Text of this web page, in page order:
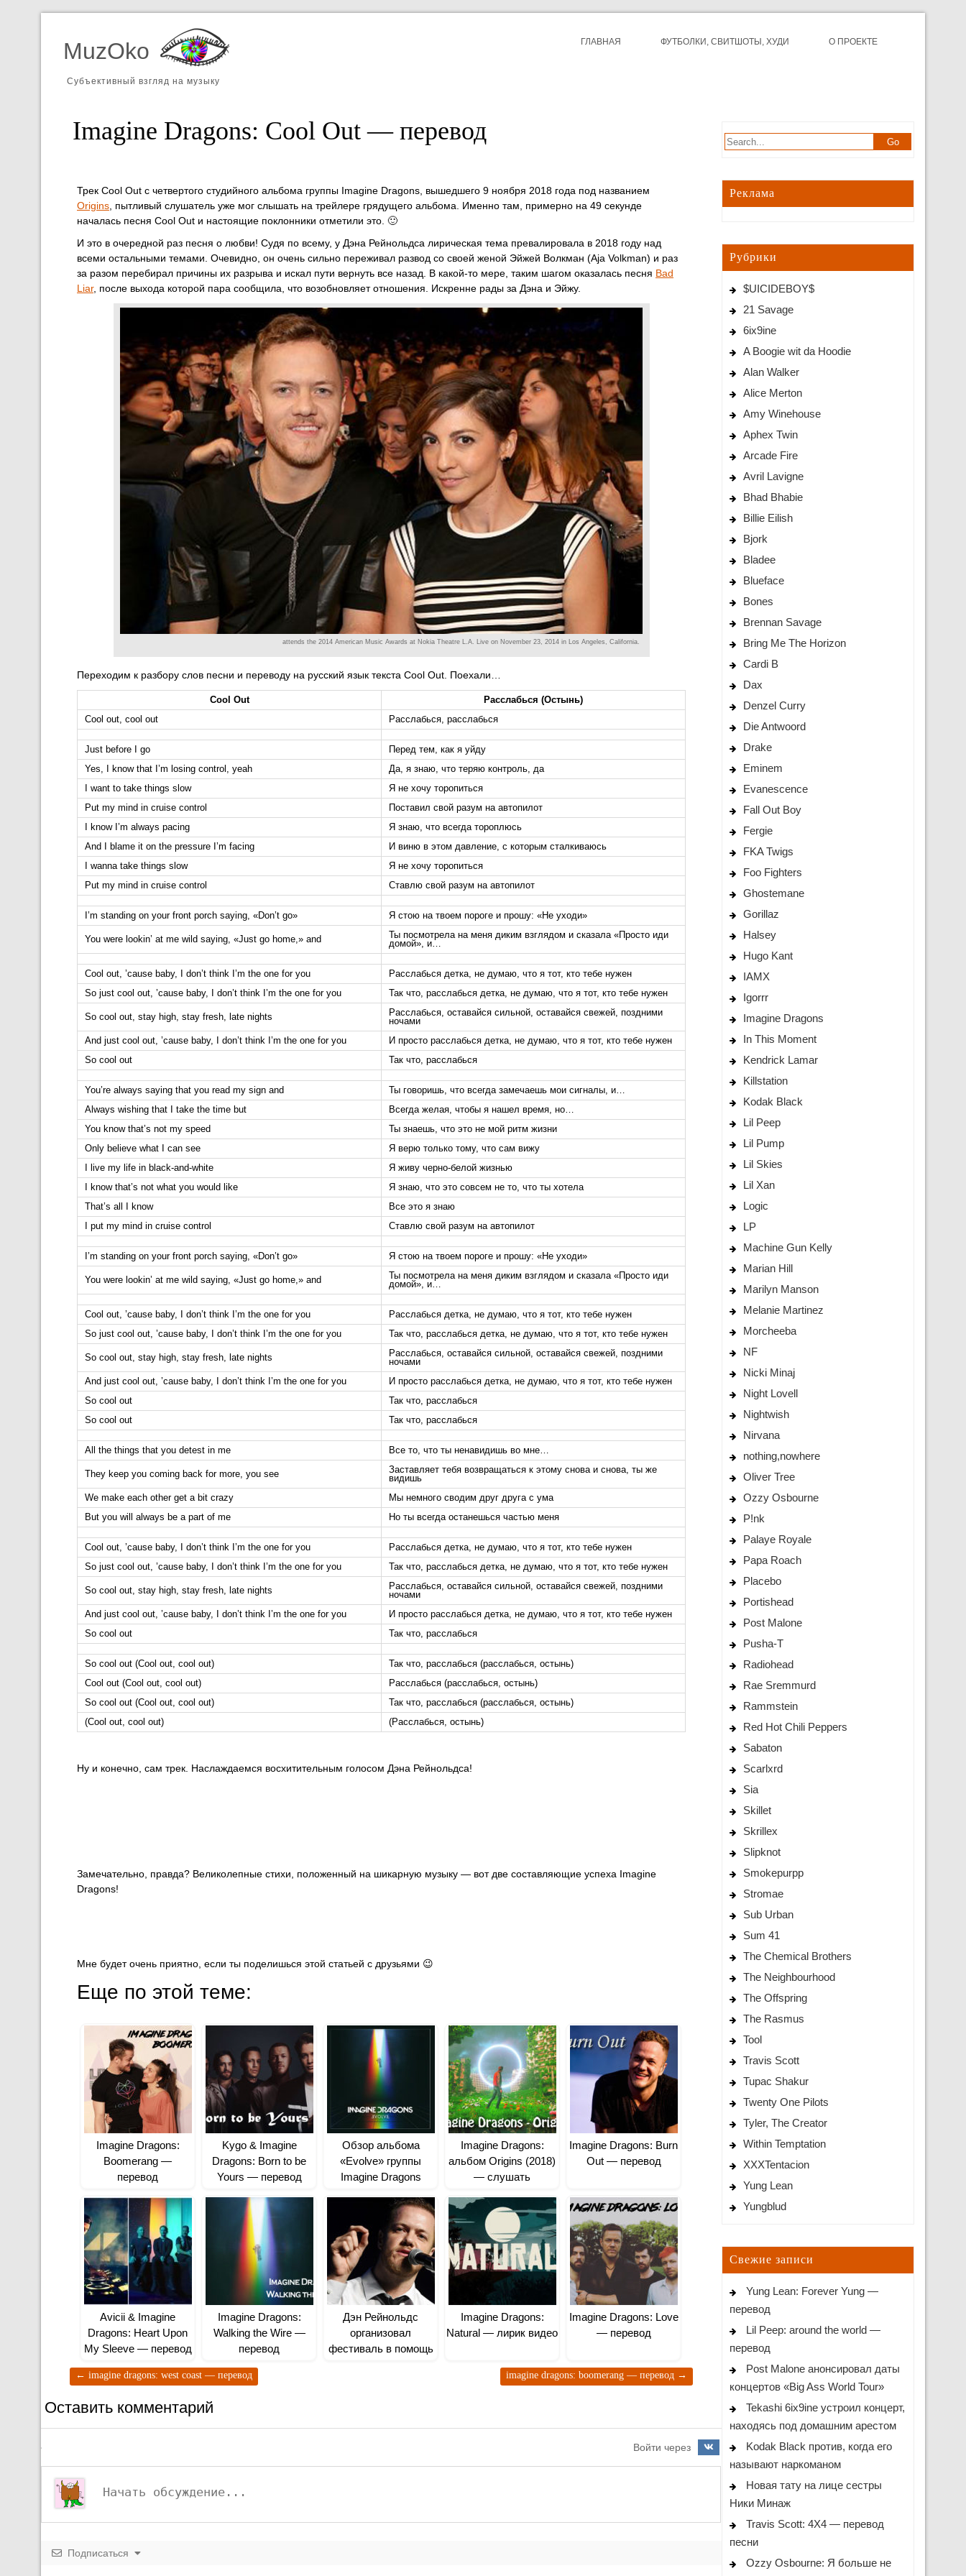
MuzOko
Субъективный взгляд на музыку
ГЛАВНАЯ ФУТБОЛКИ, СВИТШОТЫ, ХУДИ О ПРОЕКТЕ
Imagine Dragons: Cool Out — перевод
Трек Cool Out с четвертого студийного альбома группы Imagine Dragons, вышедшего 9 ноября 2018 года под названием
Origins , пытливый слушатель уже мог слышать на трейлере грядущего альбома. Именно там, примерно на 49 секунде
началась песня Cool Out и настоящие поклонники отметили это. 🙂
И это в очередной раз песня о любви! Судя по всему, у Дэна Рейнольдса лирическая тема превалировала в 2018 году над
всеми остальными темами. Очевидно, он очень сильно переживал развод со своей женой Эйжей Волкман (Aja Volkman) и раз
за разом перебирал причины их разрыва и искал пути вернуть все назад. В какой-то мере, таким шагом оказалась песня Bad
Liar, после выхода которой пара сообщила, что возобновляет отношения. Искренне рады за Дэна и Эйжу.
attends the 2014 American Music Awards at Nokia Theatre L.A. Live on November 23, 2014 in Los Angeles, California.
Переходим к разбору слов песни и переводу на русский язык текста Cool Out. Поехали…
Cool Out
Расслабься (Остынь)
Cool out, cool out
Расслабься, расслабься
Just before I go
Перед тем, как я уйду
Yes, I know that I’m losing control, yeah
Да, я знаю, что теряю контроль, да
I want to take things slow
Я не хочу торопиться
Put my mind in cruise control
Поставил свой разум на автопилот
I know I’m always pacing
Я знаю, что всегда тороплюсь
And I blame it on the pressure I’m facing
И виню в этом давление, с которым сталкиваюсь
I wanna take things slow
Я не хочу торопиться
Put my mind in cruise control
Ставлю свой разум на автопилот
I’m standing on your front porch saying, «Don’t go» Я стою на твоем пороге и прошу: «Не уходи»
You were lookin’ at me wild saying, «Just go home,» and
Ты посмотрела на меня диким взглядом и сказала «Просто иди
домой», и…
Cool out, ’cause baby, I don’t think I’m the one for you
Расслабься детка, не думаю, что я тот, кто тебе нужен
So just cool out, ’cause baby, I don’t think I’m the one for you
Так что, расслабься детка, не думаю, что я тот, кто тебе нужен
So cool out, stay high, stay fresh, late nights
Расслабься, оставайся сильной, оставайся свежей, поздними
ночами
And just cool out, ’cause baby, I don’t think I’m the one for you
И просто расслабься детка, не думаю, что я тот, кто тебе нужен
So cool out
Так что, расслабься
You’re always saying that you read my sign and
Ты говоришь, что всегда замечаешь мои сигналы, и…
Always wishing that I take the time but
Всегда желая, чтобы я нашел время, но…
You know that’s not my speed
Ты знаешь, что это не мой ритм жизни
Only believe what I can see
Я верю только тому, что сам вижу
I live my life in black-and-white
Я живу черно-белой жизнью
I know that’s not what you would like
Я знаю, что это совсем не то, что ты хотела
That’s all I know
Все это я знаю
I put my mind in cruise control
Ставлю свой разум на автопилот
I’m standing on your front porch saying, «Don’t go» Я стою на твоем пороге и прошу: «Не уходи»
You were lookin’ at me wild saying, «Just go home,» and
Ты посмотрела на меня диким взглядом и сказала «Просто иди
домой», и…
Cool out, ’cause baby, I don’t think I’m the one for you
Расслабься детка, не думаю, что я тот, кто тебе нужен
So just cool out, ’cause baby, I don’t think I’m the one for you
Так что, расслабься детка, не думаю, что я тот, кто тебе нужен
So cool out, stay high, stay fresh, late nights
Расслабься, оставайся сильной, оставайся свежей, поздними
ночами
And just cool out, ’cause baby, I don’t think I’m the one for you
И просто расслабься детка, не думаю, что я тот, кто тебе нужен
So cool out
Так что, расслабься
So cool out
Так что, расслабься
All the things that you detest in me Все то, что ты ненавидишь во мне…
They keep you coming back for more, you see
Заставляет тебя возвращаться к этому снова и снова, ты же
видишь
We make each other get a bit crazy
Мы немного сводим друг друга с ума
But you will always be a part of me
Но ты всегда останешься частью меня
Cool out, ’cause baby, I don’t think I’m the one for you
Расслабься детка, не думаю, что я тот, кто тебе нужен
So just cool out, ’cause baby, I don’t think I’m the one for you
Так что, расслабься детка, не думаю, что я тот, кто тебе нужен
So cool out, stay high, stay fresh, late nights
Расслабься, оставайся сильной, оставайся свежей, поздними
ночами
And just cool out, ’cause baby, I don’t think I’m the one for you
И просто расслабься детка, не думаю, что я тот, кто тебе нужен
So cool out
Так что, расслабься
So cool out (Cool out, cool out)
Так что, расслабься (расслабься, остынь)
Cool out (Cool out, cool out)
Расслабься (расслабься, остынь)
So cool out (Cool out, cool out)
Так что, расслабься (расслабься, остынь)
(Cool out, cool out)
(Расслабься, остынь)
Ну и конечно, сам трек. Наслаждаемся восхитительным голосом Дэна Рейнольдса!
Замечательно, правда? Великолепные стихи, положенный на шикарную музыку — вот две составляющие успеха Imagine
Dragons!
Мне будет очень приятно, если ты поделишься этой статьей с друзьями 😉
Еще по этой теме:
Imagine Dragons:
Boomerang —
перевод
Kygo & Imagine
Dragons: Born to be
Yours — перевод
Обзор альбома
«Evolve» группы
Imagine Dragons
Imagine Dragons:
альбом Origins (2018)
— слушать
Imagine Dragons: Burn
Out — перевод
Avicii & Imagine
Dragons: Heart Upon
My Sleeve — перевод
Imagine Dragons:
Walking the Wire —
перевод
Дэн Рейнольдс
организовал
фестиваль в помощь
Imagine Dragons:
Natural — лирик видео
Imagine Dragons: Love
— перевод
imagine dragons: boomerang — перевод →
← imagine dragons: west coast — перевод
Оставить комментарий
Войти через
Подписаться
Реклама
Рубрики
$UICIDEBOY$
21 Savage
6ix9ine
A Boogie wit da Hoodie
Alan Walker
Alice Merton
Amy Winehouse
Aphex Twin
Arcade Fire
Avril Lavigne
Bhad Bhabie
Billie Eilish
Bjork
Bladee
Blueface
Bones
Brennan Savage
Bring Me The Horizon
Cardi B
Dax
Denzel Curry
Die Antwoord
Drake
Eminem
Evanescence
Fall Out Boy
Fergie
FKA Twigs
Foo Fighters
Ghostemane
Gorillaz
Halsey
Hugo Kant
IAMX
Igorrr
Imagine Dragons
In This Moment
Kendrick Lamar
Killstation
Kodak Black
Lil Peep
Lil Pump
Lil Skies
Lil Xan
Logic
LP
Machine Gun Kelly
Marian Hill
Marilyn Manson
Melanie Martinez
Morcheeba
NF
Nicki Minaj
Night Lovell
Nightwish
Nirvana
nothing,nowhere
Oliver Tree
Ozzy Osbourne
P!nk
Palaye Royale
Papa Roach
Placebo
Portishead
Post Malone
Pusha-T
Radiohead
Rae Sremmurd
Rammstein
Red Hot Chili Peppers
Sabaton
Scarlxrd
Sia
Skillet
Skrillex
Slipknot
Smokepurpp
Stromae
Sub Urban
Sum 41
The Chemical Brothers
The Neighbourhood
The Offspring
The Rasmus
Tool
Travis Scott
Tupac Shakur
Twenty One Pilots
Tyler, The Creator
Within Temptation
XXXTentacion
Yung Lean
Yungblud
Свежие записи
Yung Lean: Forever Yung —
перевод
Lil Peep: around the world —
перевод
Post Malone анонсировал даты
концертов «Big Ass World Tour»
Tekashi 6ix9ine устроил концерт,
находясь под домашним арестом
Kodak Black против, когда его
называют наркоманом
Новая тату на лице сестры
Ники Минаж
Travis Scott: 4X4 — перевод
песни
Ozzy Osbourne: Я больше не